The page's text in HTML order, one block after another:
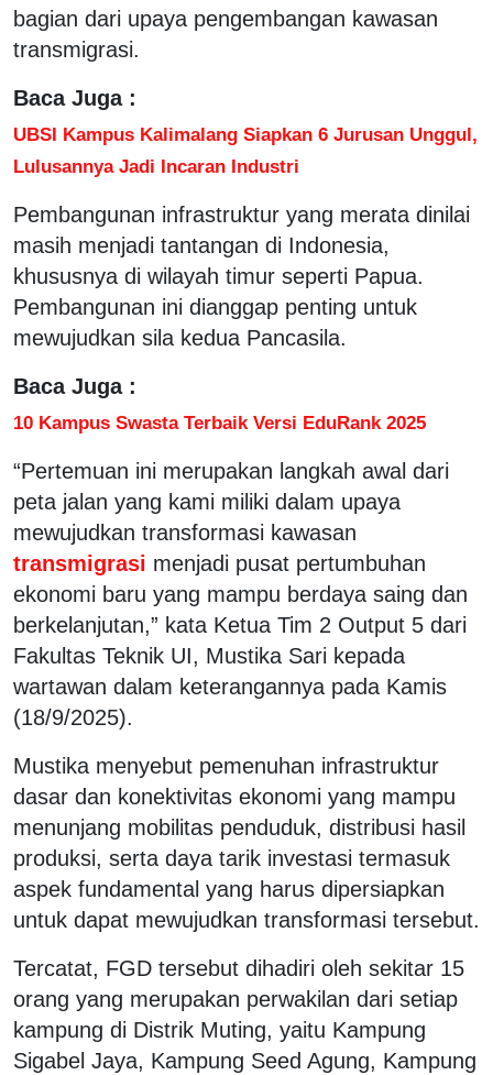
bagian dari upaya pengembangan kawasan
transmigrasi.
Baca Juga :
UBSI Kampus Kalimalang Siapkan 6 Jurusan Unggul,
Lulusannya Jadi Incaran Industri
Pembangunan infrastruktur yang merata dinilai
masih menjadi tantangan di Indonesia,
khususnya di wilayah timur seperti Papua.
Pembangunan ini dianggap penting untuk
mewujudkan sila kedua Pancasila.
Baca Juga :
10 Kampus Swasta Terbaik Versi EduRank 2025
“Pertemuan ini merupakan langkah awal dari
peta jalan yang kami miliki dalam upaya
mewujudkan transformasi kawasan
transmigrasi menjadi pusat pertumbuhan
ekonomi baru yang mampu berdaya saing dan
berkelanjutan,” kata Ketua Tim 2 Output 5 dari
Fakultas Teknik UI, Mustika Sari kepada
wartawan dalam keterangannya pada Kamis
(18/9/2025).
Mustika menyebut pemenuhan infrastruktur
dasar dan konektivitas ekonomi yang mampu
menunjang mobilitas penduduk, distribusi hasil
produksi, serta daya tarik investasi termasuk
aspek fundamental yang harus dipersiapkan
untuk dapat mewujudkan transformasi tersebut.
Tercatat, FGD tersebut dihadiri oleh sekitar 15
orang yang merupakan perwakilan dari setiap
kampung di Distrik Muting, yaitu Kampung
Sigabel Jaya, Kampung Seed Agung, Kampung